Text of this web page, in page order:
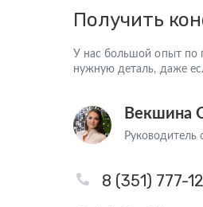
Получить
У нас большой опыт по
нужную деталь, даже
Векшина
8 (351) 777-